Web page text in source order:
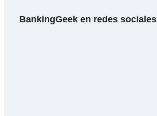
BankingGeek en redes sociales